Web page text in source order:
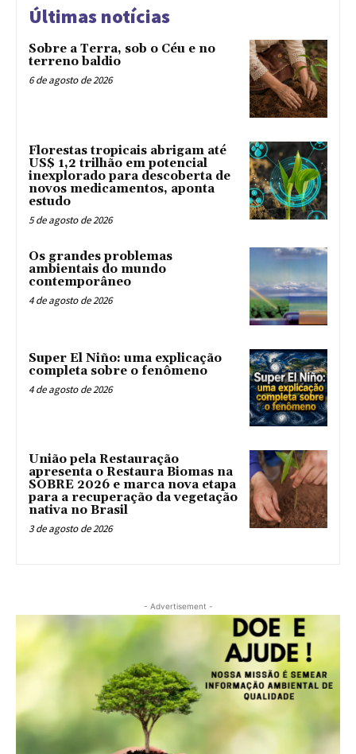
Últimas notícias
Sobre a Terra, sob o Céu e no
terreno baldio
6 de agosto de 2026
Florestas tropicais abrigam até
US$ 1,2 trilhão em potencial
inexplorado para descoberta de
novos medicamentos, aponta
estudo
5 de agosto de 2026
Os grandes problemas
ambientais do mundo
contemporâneo
4 de agosto de 2026
Super El Niño: uma explicação
completa sobre o fenômeno
4 de agosto de 2026
União pela Restauração
apresenta o Restaura Biomas na
SOBRE 2026 e marca nova etapa
para a recuperação da vegetação
nativa no Brasil
3 de agosto de 2026
- Advertisement -